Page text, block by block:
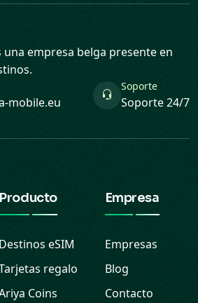
una empresa belga presente en
mobile.eu
Soporte
Soporte 24/7
Producto
Destinos eSIM
regalo
Coins
Empresa
Empresas
Blog
Contacto